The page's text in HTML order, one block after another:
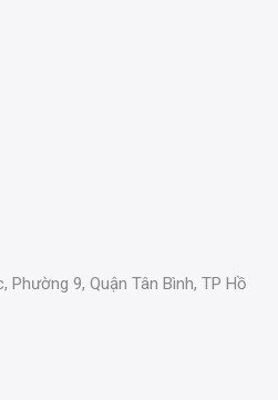
Phường 9, Quận Tân Bình, TP Hồ